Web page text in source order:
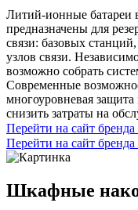
Литий-ионные батареи
предназначены для
связи: базовых
узлов связи.
возможно собрать
Современные
многоуровневая
снизить затраты на
Перейти на сайт
Перейти на сайт
Шкафные